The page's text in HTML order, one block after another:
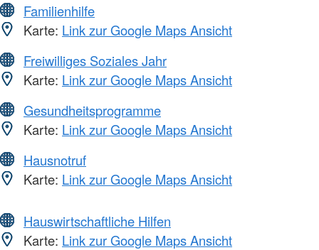
Familienhilfe
Karte: Link zur Google Maps Ansicht
Freiwilliges Soziales Jahr
Karte: Link zur Google Maps Ansicht
Gesundheitsprogramme
Karte: Link zur Google Maps Ansicht
Hausnotruf
Karte: Link zur Google Maps Ansicht
Hauswirtschaftliche Hilfen
Karte: Link zur Google Maps Ansicht